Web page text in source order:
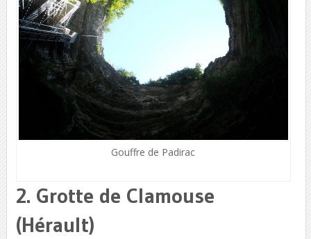
Gouffre de Padirac
2. Grotte de Clamouse
(Hérault)